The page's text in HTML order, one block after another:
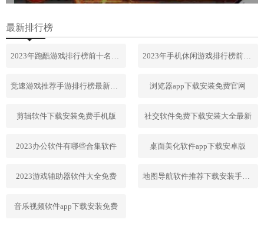
最新排行榜
2023年手机休闲游戏排行榜前十名
浏览器app下载安装免费官网
剪辑软件下载安装免费手机版 社交软件免费下载安装大全最新
2023办公软件有哪些合集软件 桌面美化软件app下载安卓版
2023游戏辅助器软件大全免费 地图导航软件推荐下载安装手机版
音乐视频软件app下载安装免费